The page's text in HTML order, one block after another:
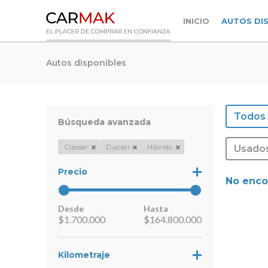
INICIO AUTOS
Autos disponibles
Búsqueda avanzada
Classer Ducati Híbrido
Precio
Desde
$1.700.000
Hasta
$164.800.000
Kilometraje
Todos
No